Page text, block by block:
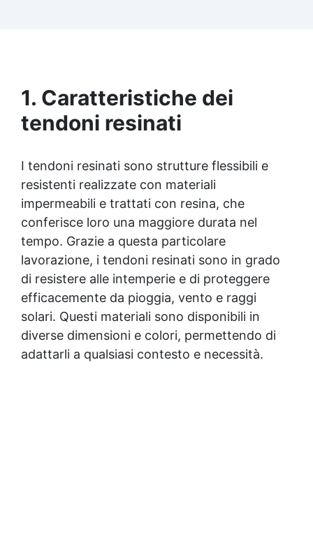
1. Caratteristiche dei
tendoni resinati
I tendoni resinati sono strutture flessibili e
resistenti realizzate con materiali
impermeabili e trattati con resina, che
conferisce loro una maggiore durata nel
tempo. Grazie a questa particolare
lavorazione, i tendoni resinati sono in grado
di resistere alle intemperie e di proteggere
efficacemente da pioggia, vento e raggi
solari. Questi materiali sono disponibili in
diverse dimensioni e colori, permettendo di
adattarli a qualsiasi contesto e necessità.